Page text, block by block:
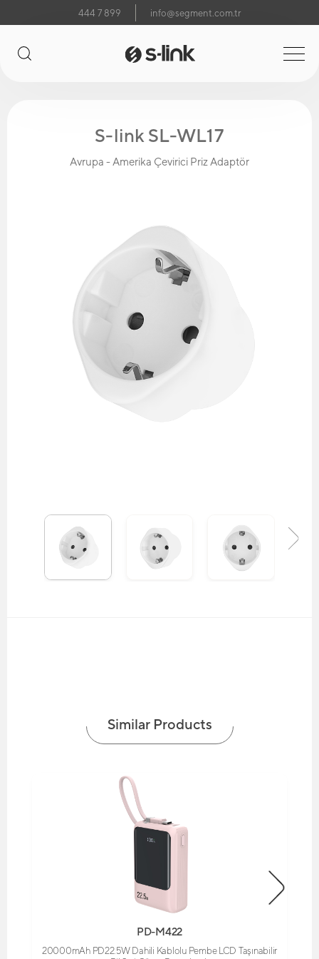
444 7 899 info@segment.com.tr
S-link SL-WL17
Avrupa - Amerika Çevirici Priz Adaptör
Similar Products
PD-M422
20000mAh PD22.5W Dahili Kablolu Pembe LCD Taşınabilir